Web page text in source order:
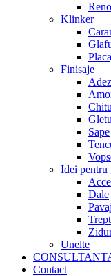
Klinker
Finisaje
Sape
Idei pentru
Dale
Unelte
Contact